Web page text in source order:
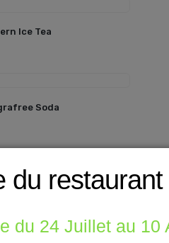
Ice Tea
Soda
du restaurant
du 24 Juillet au 10